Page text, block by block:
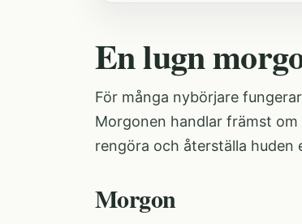
En lugn
För många nybörjare
Morgonen handlar främst
rengöra och återställa huden
Morgon